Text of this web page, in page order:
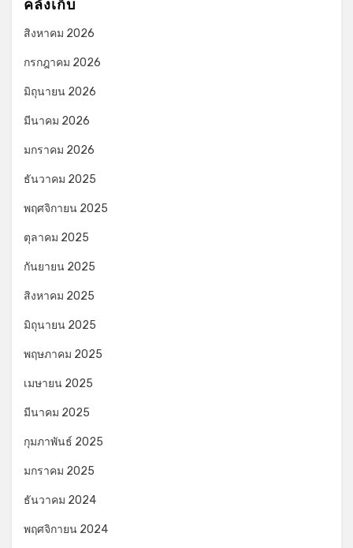
คลังเก็บ
สิงหาคม 2026
กรกฎาคม 2026
มิถุนายน 2026
มีนาคม 2026
มกราคม 2026
ธันวาคม 2025
พฤศจิกายน 2025
ตุลาคม 2025
กันยายน 2025
สิงหาคม 2025
มิถุนายน 2025
พฤษภาคม 2025
เมษายน 2025
มีนาคม 2025
กุมภาพันธ์ 2025
มกราคม 2025
ธันวาคม 2024
พฤศจิกายน 2024